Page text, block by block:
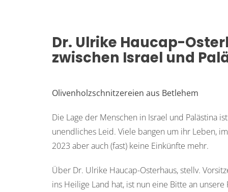
Dr. Ulrike Haucap-
zwischen Israel und
Olivenholzschnitzereien aus Betlehem
Die Lage der Menschen in Israel und Palästina
unendliches Leid. Viele bangen um ihr Leben,
2023 aber auch (fast) keine Einkünfte mehr.
Über Dr. Ulrike Haucap-Osterhaus, stellv.
ins Heilige Land hat, ist nun eine Bitte an